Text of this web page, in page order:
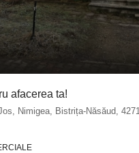
afacerea ta!
Nimigea, Bistrița-Năsăud,